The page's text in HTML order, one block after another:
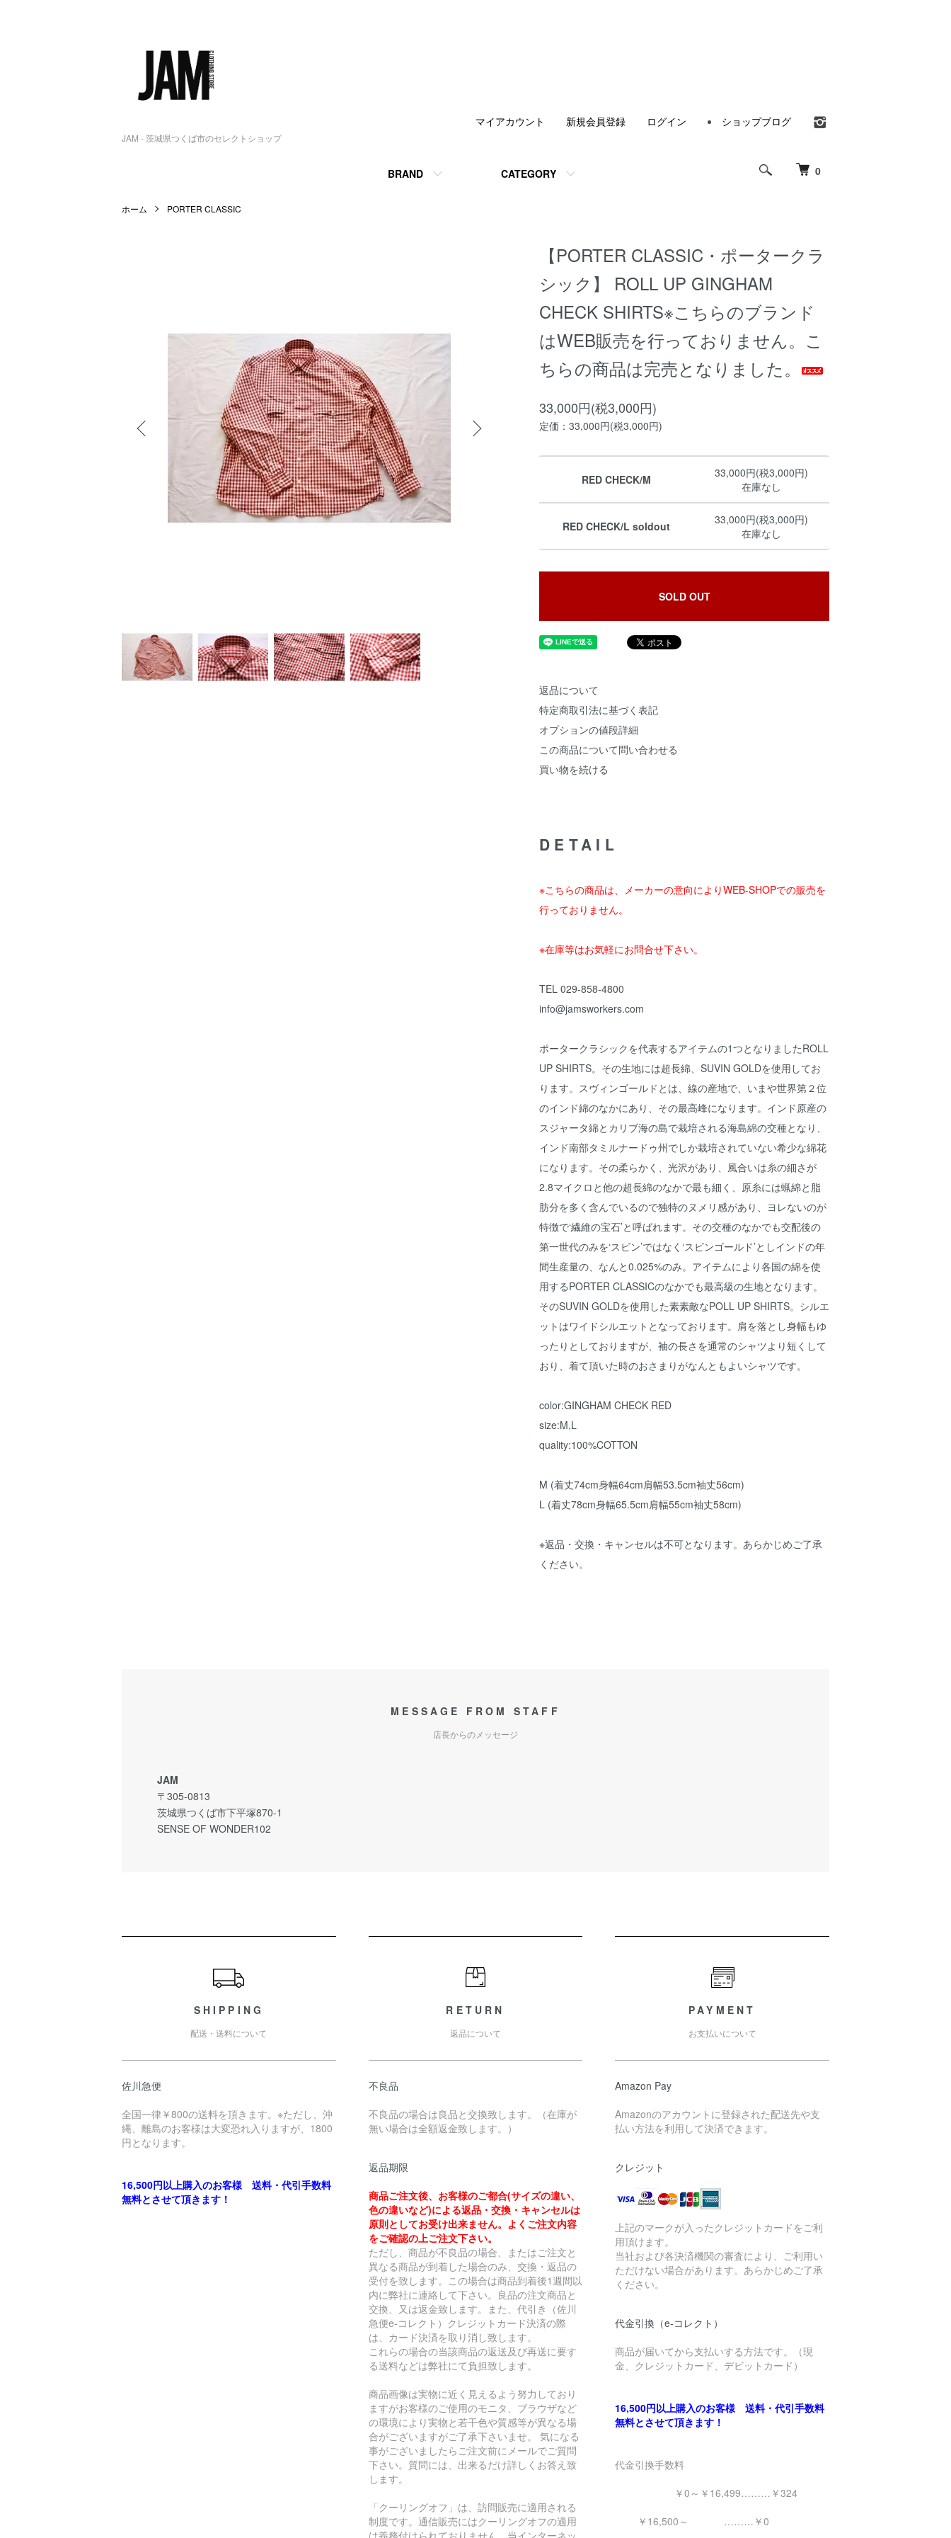
JAM - 茨城県つくば市のセレクトショップ
0
BRAND CATEGORY
マイアカウント 新規会員登録 ログイン ショップブログ
ホーム PORTER CLASSIC
【PORTER CLASSIC・ポータークラ
シック】 ROLL UP GINGHAM
CHECK SHIRTS※こちらのブランド
はWEB販売を行っておりません。こ
ちらの商品は完売となりました。
33,000円(税3,000円)
定価：33,000円(税3,000円)
RED CHECK/M
33,000円(税3,000円)
在庫なし
RED CHECK/L soldout
33,000円(税3,000円)
在庫なし
SOLD OUT
返品について
特定商取引法に基づく表記
オプションの値段詳細
この商品について問い合わせる
買い物を続ける
DETAIL
※こちらの商品は、メーカーの意向によりWEB-SHOPでの販売を
行っておりません。
※在庫等はお気軽にお問合せ下さい。
TEL 029-858-4800
info@jamsworkers.com
ポータークラシックを代表するアイテムの1つとなりましたROLL
UP SHIRTS。その生地には超長綿、SUVIN GOLDを使用してお
ります。スヴィンゴールドとは、線の産地で、いまや世界第２位
のインド綿のなかにあり、その最高峰になります。インド原産の
スジャータ綿とカリブ海の島で栽培される海島綿の交種となり、
インド南部タミルナードゥ州でしか栽培されていない希少な綿花
になります。その柔らかく、光沢があり、風合いは糸の細さが
2.8マイクロと他の超長綿のなかで最も細く、原糸には蝋綿と脂
肪分を多く含んでいるので独特のヌメリ感があり、ヨレないのが
特徴で‘繊維の宝石’と呼ばれます。その交種のなかでも交配後の
第一世代のみを‘スビン’ではなく‘スビンゴールド’としインドの年
間生産量の、なんと0.025%のみ。アイテムにより各国の綿を使
用するPORTER CLASSICのなかでも最高級の生地となります。
そのSUVIN GOLDを使用した素素敵なPOLL UP SHIRTS。シルエ
ットはワイドシルエットとなっております。肩を落とし身幅もゆ
ったりとしておりますが、袖の長さを通常のシャツより短くして
おり、着て頂いた時のおさまりがなんともよいシャツです。
color:GINGHAM CHECK RED
size:M,L
quality:100%COTTON
M (着丈74cm身幅64cm肩幅53.5cm袖丈56cm)
L (着丈78cm身幅65.5cm肩幅55cm袖丈58cm)
※返品・交換・キャンセルは不可となります。あらかじめご了承
ください。
MESSAGE FROM STAFF
店長からのメッセージ
JAM
〒305-0813
茨城県つくば市下平塚870-1
SENSE OF WONDER102
SHIPPING
配送・送料について
佐川急便
全国一律￥800の送料を頂きます。※ただし、沖
縄、離島のお客様は大変恐れ入りますが、1800
円となります。
16,500円以上購入のお客様 送料・代引手数料
無料とさせて頂きます！
RETURN
返品について
不良品
不良品の場合は良品と交換致します。（在庫が
無い場合は全額返金致します。）
返品期限
商品ご注文後、お客様のご都合(サイズの違い、
色の違いなど)による返品・交換・キャンセルは
原則としてお受け出来ません。よくご注文内容
をご確認の上ご注文下さい。
ただし、商品が不良品の場合、またはご注文と
異なる商品が到着した場合のみ、交換・返品の
受付を致します。この場合は商品到着後1週間以
内に弊社に連絡して下さい。良品の注文商品と
交換、又は返金致します。また、代引き（佐川
急便e-コレクト）クレジットカード決済の際
は、カード決済を取り消し致します。
これらの場合の当該商品の返送及び再送に要す
る送料などは弊社にて負担致します。
商品画像は実物に近く見えるよう努力しており
ますがお客様のご使用のモニタ、ブラウザなど
の環境により実物と若干色や質感等が異なる場
合がございますがご了承下さいませ。 気になる
事がございましたらご注文前にメールでご質問
下さい。質問には、出来るだけ詳しくお答え致
します。
「クーリングオフ」は、訪問販売に適用される
制度です。通信販売にはクーリングオフの適用
は義務付けられておりません。当インターネッ
PAYMENT
お支払いについて
Amazon Pay
Amazonのアカウントに登録された配送先や支
払い方法を利用して決済できます。
クレジット
上記のマークが入ったクレジットカードをご利
用頂けます。
当社および各決済機関の審査により、ご利用い
ただけない場合があります。あらかじめご了承
ください。
代金引換（e-コレクト）
商品が届いてから支払いする方法です。（現
金、クレジットカード、デビットカード）
16,500円以上購入のお客様 送料・代引手数料
無料とさせて頂きます！
代金引換手数料
￥0～￥16,499………￥324
￥16,500～ ………￥0